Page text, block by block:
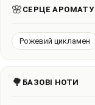
🌸 СЕРЦЕ АРОМАТУ
Рожевий цикламен
🌳 БАЗОВІ НОТИ